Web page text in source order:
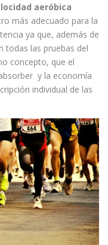
aeróbica
más adecuado para la
ya que, además de
todas las pruebas del
concepto, que el
y la economía
individual de las